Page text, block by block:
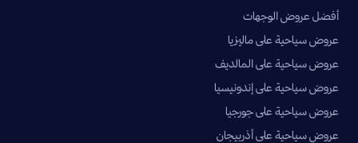
أفضل عروض الوجهات
عروض سياحية على ماليزيا
عروض سياحية على المالديف
عروض سياحية على إندونيسيا
عروض سياحية على جورجيا
عروض سياحية على أذربيجان